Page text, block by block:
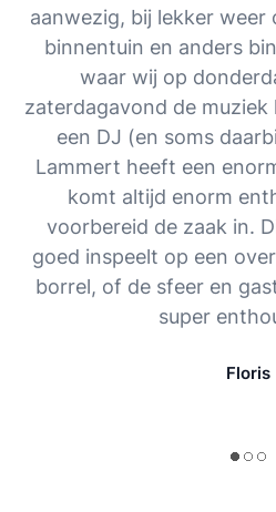
aanwezig, bij lekker
binnentuin en anders
waar wij op
zaterdagavond de
een DJ (en soms
Lammert heeft een
komt altijd enorm
voorbereid de zaak in.
goed inspeelt op een
borrel, of de sfeer en
super
Floris